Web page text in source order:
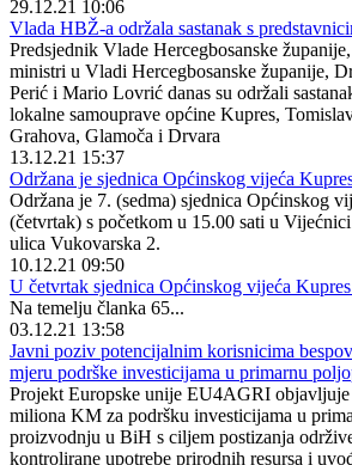
29.12.21 10:06
Vlada HBŽ-a održala sastanak s
Predsjednik Vlade Hercegbosanske
ministri u Vladi Hercegbosanske županije,
Perić i Mario Lovrić danas su održali
lokalne samouprave općine Kupres,
Grahova, Glamoča i Drvara
13.12.21 15:37
Održana je sjednica Općinskog vijeća
Održana je 7. (sedma) sjednica Općinskog
(četvrtak) s početkom u 15.00 sati u
ulica Vukovarska 2.
10.12.21 09:50
U četvrtak sjednica Općinskog vijeća
Na temelju članka 65...
03.12.21 13:58
Javni poziv potencijalnim korisnicima
mjeru podrške investicijama u primarnu
Projekt Europske unije EU4AGRI
miliona KM za podršku investicijama u
proizvodnju u BiH s ciljem postizanja
kontrolirane upotrebe prirodnih resursa i